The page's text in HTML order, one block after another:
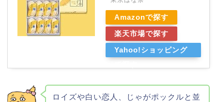
Amazonで探す
楽天市場で探す
Yahoo!ショッピング
ロイズや白い恋人、じゃがポックルと並